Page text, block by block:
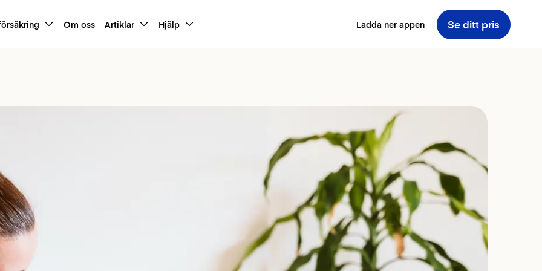
Om oss Artiklar Hjälp Ladda ner appen Se ditt pris